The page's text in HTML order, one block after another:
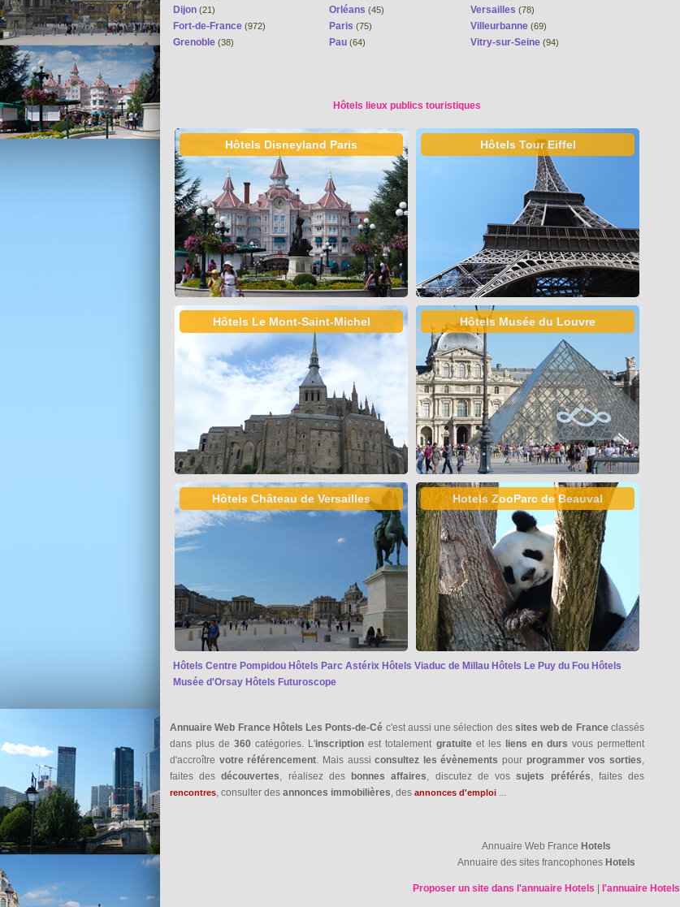
Dijon (21)
Fort-de-France (972)
Grenoble (38)
Orléans (45)
Paris (75)
Pau (64)
Versailles (78)
Villeurbanne (69)
Vitry-sur-Seine (94)
Hôtels lieux publics touristiques
Hôtels Disneyland Paris Hôtels Tour Eiffel
Hôtels Le Mont-Saint-Michel Hôtels Musée du Louvre
Hôtels Château de Versailles Hotels ZooParc de Beauval
Hôtels Centre Pompidou Hôtels Parc Astérix Hôtels Viaduc de Millau Hôtels Le Puy du Fou Hôtels
Musée d'Orsay Hôtels Futuroscope
Annuaire Web France Hôtels Les Ponts-de-Cé c'est aussi une sélection des sites web de Franceclassés
dans plus de360 catégories. L'inscription est totalement gratuiteet les liens en durs vous permettent
d'accroître votre référencement. Mais aussiconsultez les évènements pour programmer vos sorties,
faites desdécouvertes, réalisez des bonnes affaires, discutez de vossujets préférés, faites des
rencontres, consulter des annonces immobilières, des annonces d'emploi ...
Annuaire Web France Hotels
Annuaire des sites francophones Hotels
Proposer un site dans l'annuaire Hotels l'annuaire Hotels